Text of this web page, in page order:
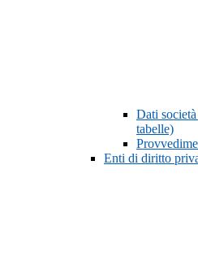
Dati
tabelle)
Enti di diritto